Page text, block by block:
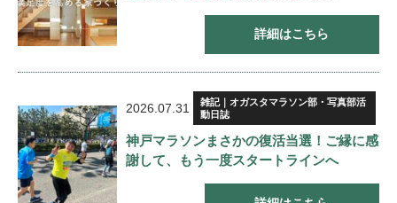
詳細はこちら
2026.07.31
雑記｜オガスタマラソン部・写真部活
動日誌
神戸マラソンまさかの復活当選！ご縁に感
謝して、もう一度スタートラインへ